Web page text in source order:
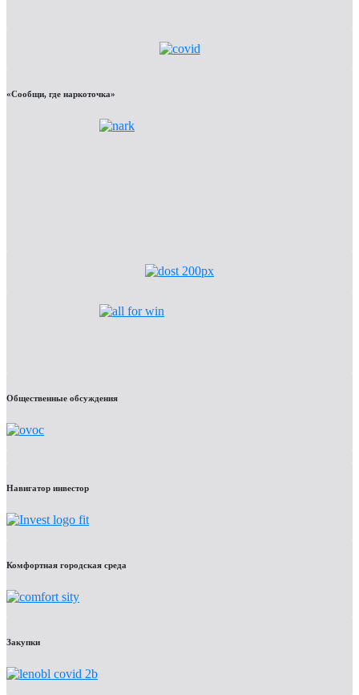
«Сообщи, где наркоточка»
Общественные обсуждения
Навигатор инвестор
Комфортная городская среда
Закупки